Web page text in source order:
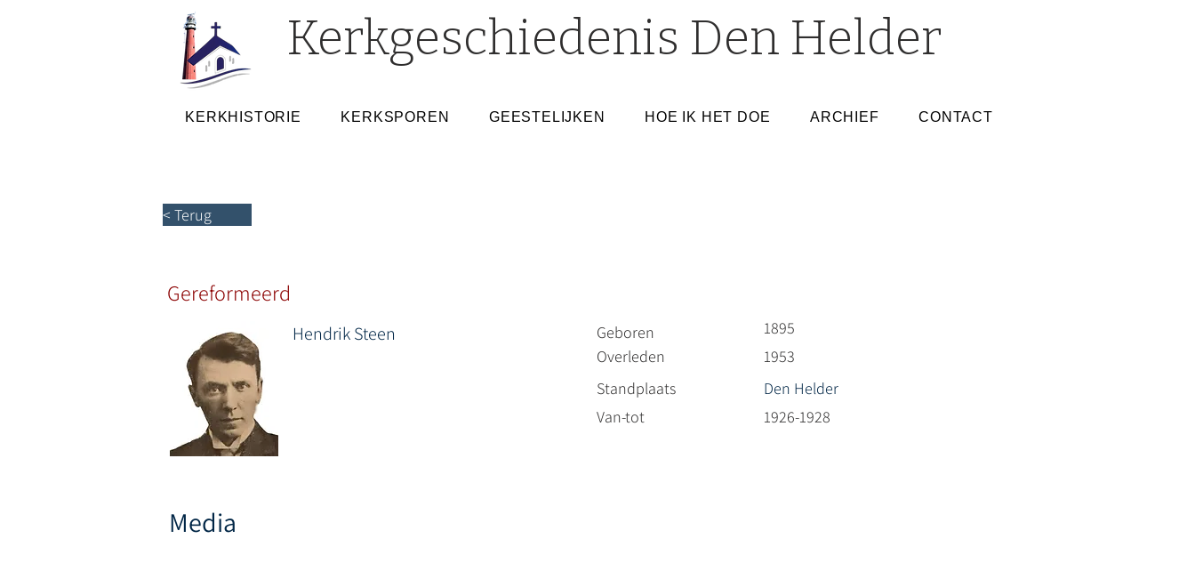
Kerkgeschiedenis Den Helder
KERKHISTORIE KERKSPOREN GEESTELIJKEN HOE IK HET DOE ARCHIEF CONTACT
< Terug
Gereformeerd
Hendrik Steen
Geboren
Overleden
Standplaats
Van-tot
1895
1953
Den Helder
1926-1928
Media